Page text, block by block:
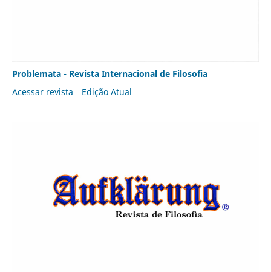
Problemata - Revista Internacional de Filosofia
Acessar revista
Edição Atual